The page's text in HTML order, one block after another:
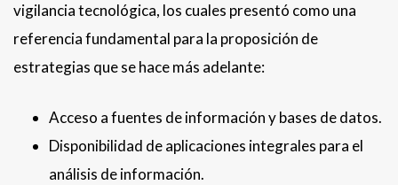
vigilancia tecnológica, los cuales presentó como una
referencia fundamental para la proposición de
estrategias que se hace más adelante:
Acceso a fuentes de información y bases de datos.
Disponibilidad de aplicaciones integrales para el
análisis de información.